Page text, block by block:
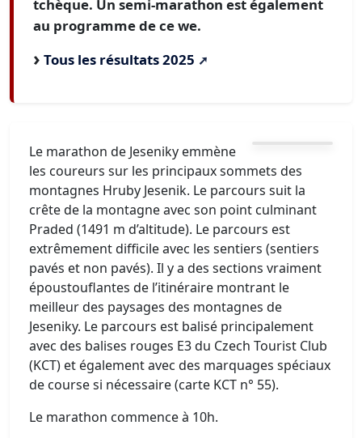
tchèque. Un semi-marathon est également
au programme de ce we.
Tous les résultats 2025
Le marathon de Jeseniky emmène
les coureurs sur les principaux sommets des
montagnes Hruby Jesenik. Le parcours suit la
crête de la montagne avec son point culminant
Praded (1491 m d’altitude). Le parcours est
extrêmement difficile avec les sentiers (sentiers
pavés et non pavés). Il y a des sections vraiment
époustouflantes de l’itinéraire montrant le
meilleur des paysages des montagnes de
Jeseniky. Le parcours est balisé principalement
avec des balises rouges E3 du Czech Tourist Club
(KCT) et également avec des marquages ​​spéciaux
de course si nécessaire (carte KCT n° 55).
Le marathon commence à 10h.